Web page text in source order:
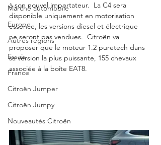
Marché automobile
Europe
Autres régions
Essais
France
Citroën Jumper
Citroën Jumpy
Nouveautés Citroën
à son nouvel importateur.  La C4 sera
disponible uniquement en motorisation
essence, les versions diesel et électrique
ne seront pas vendues.  Citroën va
proposer que le moteur 1.2 puretech dans
sa version la plus puissante, 155 chevaux
associée à la boîte EAT8.